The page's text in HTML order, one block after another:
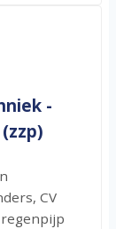
-
CV